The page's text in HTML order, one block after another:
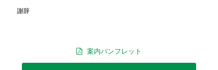
謝辞
案内パンフレット